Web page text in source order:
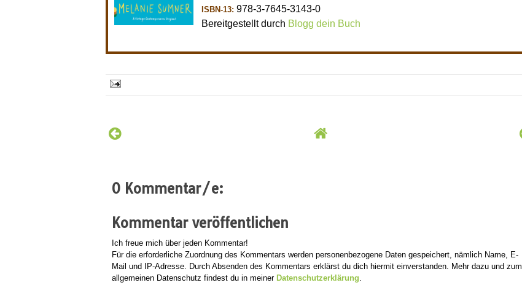
ISBN-13: 978-3-7645-3143-0
Bereitgestellt durch Blogg dein Buch
0 Kommentar/e:
Kommentar veröffentlichen
Ich freue mich über jeden Kommentar!
Für die erforderliche Zuordnung des Kommentars werden personenbezogene Daten gespeichert, nämlich Name, E-
Mail und IP-Adresse. Durch Absenden des Kommentars erklärst du dich hiermit einverstanden. Mehr dazu und zum
allgemeinen Datenschutz findest du in meiner Datenschutzerklärung.